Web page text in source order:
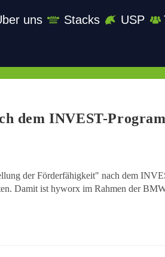
uns Stacks USP
dem INVEST-
der Förderfähigkeit" nach dem
Damit ist hyworx im Rahmen der